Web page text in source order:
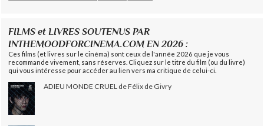
FILMS et LIVRES SOUTENUS PAR
INTHEMOODFORCINEMA.COM EN 2026 :
Ces films (et livres sur le cinéma) sont ceux de l'année 2026 que je vous
recommande vivement, sans réserves. Cliquez sur le titre du film (ou du livre)
qui vous intéresse pour accéder au lien vers ma critique de celui-ci.
ADIEU MONDE CRUEL de Félix de Givry